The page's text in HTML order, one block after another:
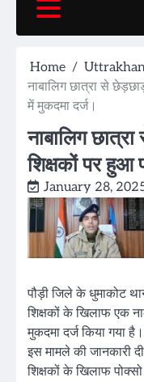
Home
नाबालिग छात्रा से
में मुकदमा दर्ज।
नाबालिग
शिक्षकों पर हुआ
January 28,
पौड़ी जिले के धुमाकोट
शिक्षकों के खिलाफ एक
मुकदमा दर्ज किया गया
इस मामले की जानकारी
शिक्षकों के खिलाफ